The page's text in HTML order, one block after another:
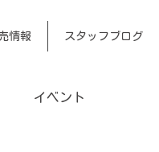
情報 スタッフブログ
イベント